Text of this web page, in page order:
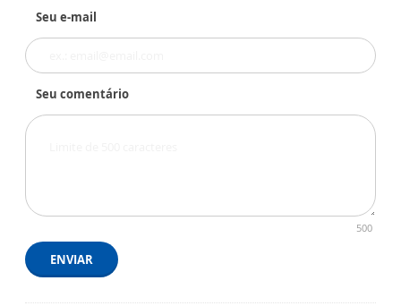
Seu e-mail
Seu comentário
500
ENVIAR